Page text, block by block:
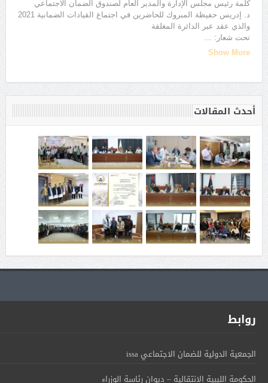
كلمة رئيس مجلس الإدارة والمدير العام لصندوق الضمان الاجتماعي
د. إدريس حفيظة المبروك للحاضرين في اجتماع القيادات الضمانية 2021
والذي عقد عبر الدائرة المغلقة
تحت شعار:
Show More
أحدث المقالات
روابط
الجمعية الدولية للضمان الاجتماعي issa
الحكومة الليبية الإنتقالية – ديوان رئاسة الوزراء